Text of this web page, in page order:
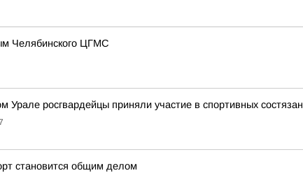
Челябинского ЦГМС
росгвардейцы приняли участие в спортивных
становится общим делом